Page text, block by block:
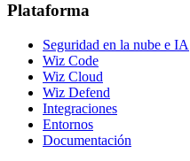
Plataforma
Seguridad en la nube e IA
Wiz Code
Wiz Cloud
Wiz Defend
Integraciones
Entornos
Documentación